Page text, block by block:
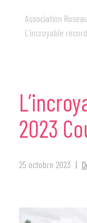
Association Roseau
L’incroyable
2023
25 octobre 2023